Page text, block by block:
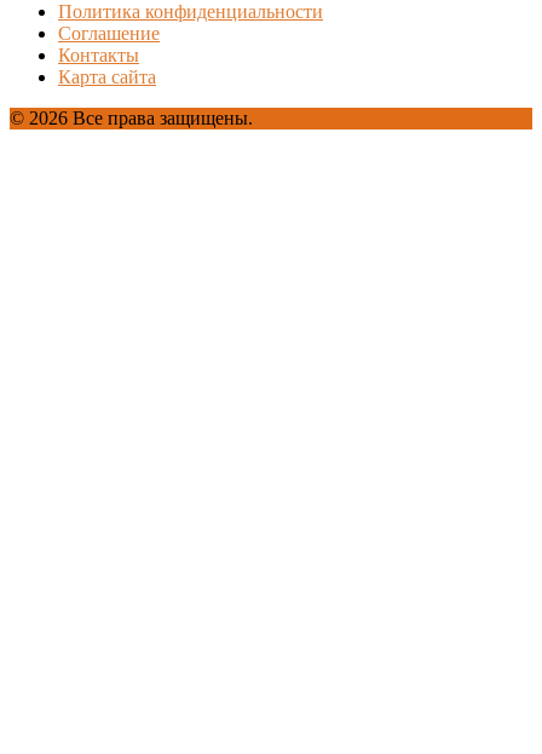
Политика конфиденциальности
Соглашение
Контакты
Карта сайта
© 2026 Все права защищены.